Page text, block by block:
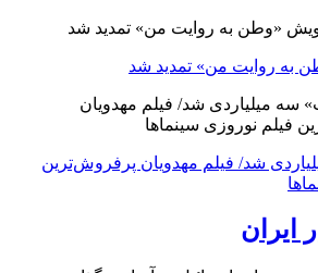
به روایت من» تمدید شد
شد/ فیلم مهدویان پرفروش‌ترین
ایران